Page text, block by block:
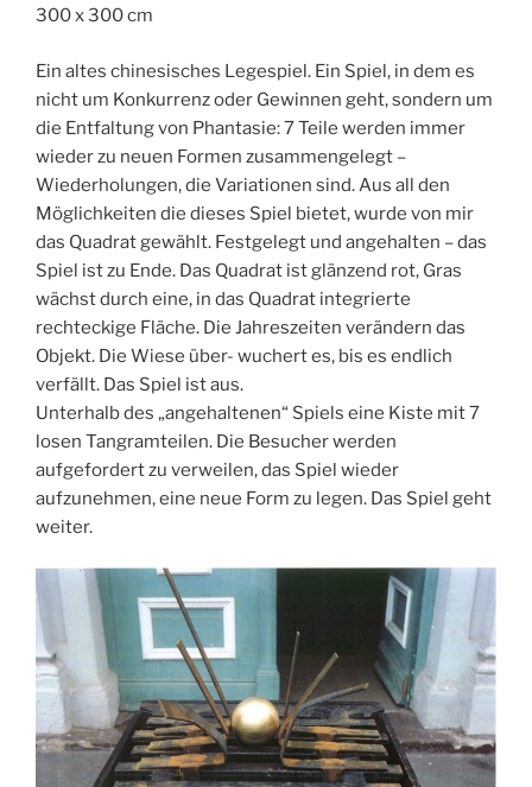
300 x 300 cm
Ein altes chinesisches Legespiel. Ein Spiel, in dem es
nicht um Konkurrenz oder Gewinnen geht, sondern um
die Entfaltung von Phantasie: 7 Teile werden immer
wieder zu neuen Formen zusammengelegt –
Wiederholungen, die Variationen sind. Aus all den
Möglichkeiten die dieses Spiel bietet, wurde von mir
das Quadrat gewählt. Festgelegt und angehalten – das
Spiel ist zu Ende. Das Quadrat ist glänzend rot, Gras
wächst durch eine, in das Quadrat integrierte
rechteckige Fläche. Die Jahreszeiten verändern das
Objekt. Die Wiese über- wuchert es, bis es endlich
verfällt. Das Spiel ist aus.
Unterhalb des „angehaltenen“ Spiels eine Kiste mit 7
losen Tangramteilen. Die Besucher werden
aufgefordert zu verweilen, das Spiel wieder
aufzunehmen, eine neue Form zu legen. Das Spiel geht
weiter.